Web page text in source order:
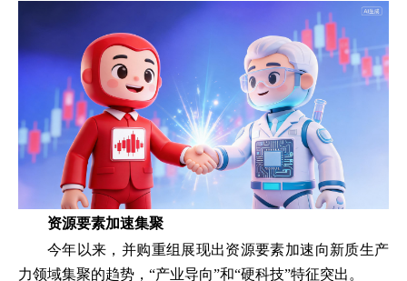
资源要素加速集聚
今年以来，并购重组展现出资源要素加速向新质生产
力领域集聚的趋势，“产业导向”和“硬科技”特征突出。